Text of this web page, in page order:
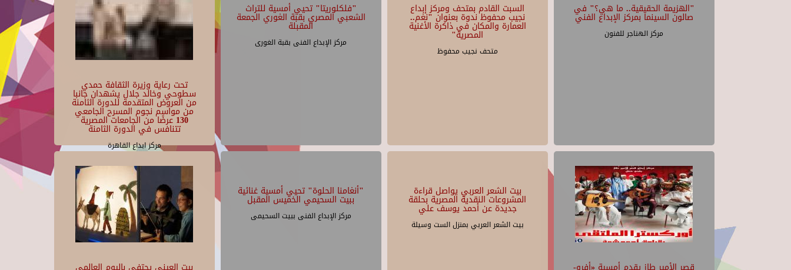
تحت رعاية وزيرة الثقافة حمدي
سطوحي وخالد جلال يشهدان جانبا
من العروض المتقدمة للدورة الثامنة
من مواسم نجوم المسرح الجامعي
130 عرضًا من الجامعات المصرية
تتنافس في الدورة الثامنة
مركز ابداع القاهرة
"فلكلوريتا" تحيي أمسية للتراث
الشعبي المصري بقبة الغوري الجمعة
المقبلة
مركز الإبداع الفنى بقبة الغورى
السبت القادم بمتحف ومركز إبداع
نجيب محفوظ ندوة بعنوان "نغم..
العمارة والمكان في ذاكرة الأغنية
المصرية"
متحف نجيب محفوظ
"الهزيمة الحقيقية.. ما هي؟" في
صالون السينما بمركز الإبداع الفني
مركز الهناجر للفنون
"أنغامنا الحلوة" تحيي أمسية غنائية
ببيت السحيمي الخميس المقبل
مركز الإبداع الفنى ببيت السحيمى
بيت الشعر العربي يواصل قراءة
المشروعات النقدية المصرية بحلقة
جديدة عن أحمد يوسف علي
بيت الشعر العربي بمنزل الست وسيلة